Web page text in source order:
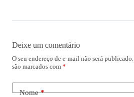
Deixe um comentário
O seu endereço de e-mail não será publicado.
são marcados com *
Nome*